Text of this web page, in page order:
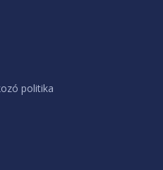
politika